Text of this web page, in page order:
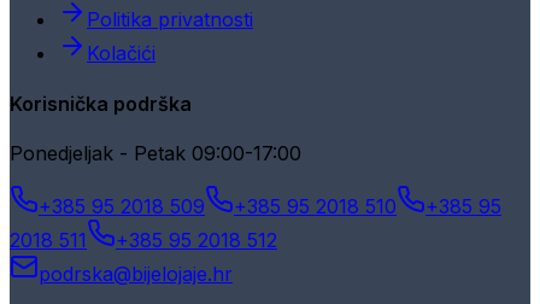
Politika privatnosti
Kolačići
Korisnička podrška
Ponedjeljak - Petak 09:00-17:00
+385 95 2018 509 +385 95 2018 510
+385 95
2018 511
+385 95 2018 512
podrska@bijelojaje.hr